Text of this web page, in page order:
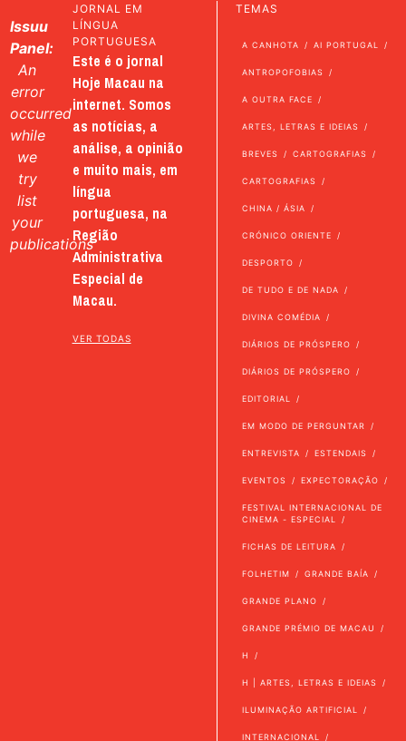
Issuu
Panel:
An
error
occurred
while
we
try
list
your
publications
JORNAL EM
LÍNGUA
PORTUGUESA
Este é o jornal
Hoje Macau na
internet. Somos
as notícias, a
análise, a opinião
e muito mais, em
língua
portuguesa, na
Região
Administrativa
Especial de
Macau.
VER TODAS
TEMAS
A CANHOTA AI PORTUGAL
ANTROPOFOBIAS
A OUTRA FACE
ARTES, LETRAS E IDEIAS
BREVES CARTOGRAFIAS
CARTOGRAFIAS
CHINA / ÁSIA
CRÓNICO ORIENTE
DESPORTO
DE TUDO E DE NADA
DIVINA COMÉDIA
DIÁRIOS DE PRÓSPERO
DIÁRIOS DE PRÓSPERO
EDITORIAL
EM MODO DE PERGUNTAR
ENTREVISTA ESTENDAIS
EVENTOS EXPECTORAÇÃO
FESTIVAL INTERNACIONAL DE
CINEMA - ESPECIAL
FICHAS DE LEITURA
FOLHETIM GRANDE BAÍA
GRANDE PLANO
GRANDE PRÉMIO DE MACAU
H
H | ARTES, LETRAS E IDEIAS
ILUMINAÇÃO ARTIFICIAL
INTERNACIONAL